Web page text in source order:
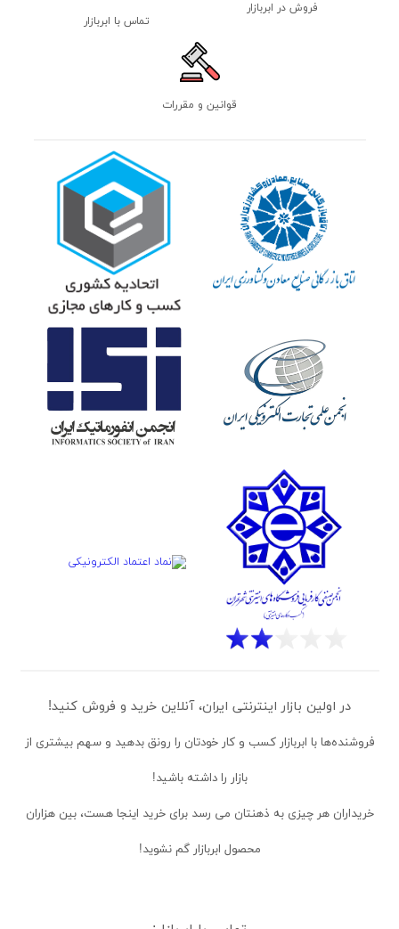
فروش در ابربازار
تماس با ابربازار
قوانین و مقررات
در اولین بازار اینترنتی ایران، آنلاین خرید و فروش کنید!
فروشنده‌ها با ابربازار کسب و کار خودتان را رونق بدهید و سهم بیشتری از
بازار را داشته باشید!
خریداران هر چیزی به ذهنتان می رسد برای خرید اینجا هست، بین هزاران
محصول ابربازار گم نشوید!